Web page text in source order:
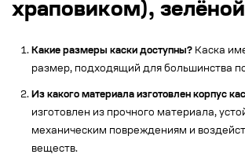
храповиком),
Какие размеры каски доступны? Каска
размер, подходящий для большинства
Из какого материала изготовлен корпус
изготовлен из прочного материала,
механическим повреждениям и
веществ.